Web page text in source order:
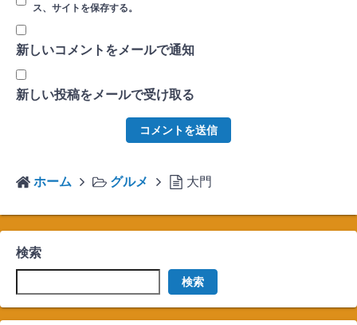
ス、サイトを保存する。
新しいコメントをメールで通知
新しい投稿をメールで受け取る
ホーム グルメ 大門
検索
検索